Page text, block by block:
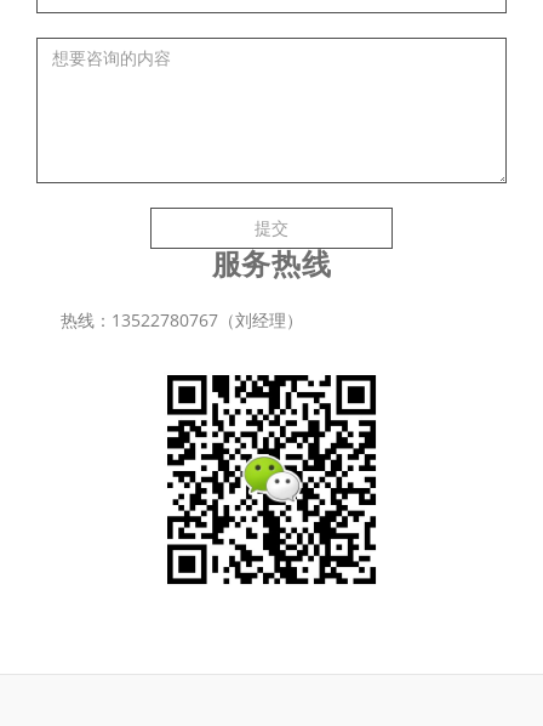
提交
服务热线
热线：13522780767（刘经理）